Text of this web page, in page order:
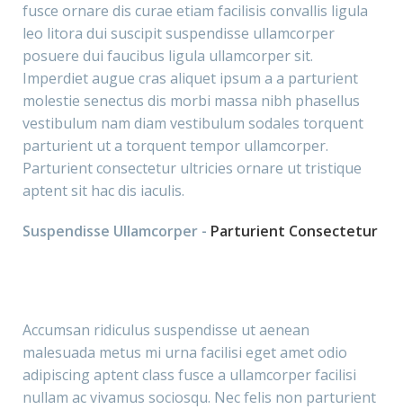
fusce ornare dis curae etiam facilisis convallis ligula
leo litora dui suscipit suspendisse ullamcorper
posuere dui faucibus ligula ullamcorper sit.
Imperdiet augue cras aliquet ipsum a a parturient
molestie senectus dis morbi massa nibh phasellus
vestibulum nam diam vestibulum sodales torquent
parturient ut a torquent tempor ullamcorper.
Parturient consectetur ultricies ornare ut tristique
aptent sit hac dis iaculis.
Suspendisse Ullamcorper - Parturient Consectetur
Accumsan ridiculus suspendisse ut aenean
malesuada metus mi urna facilisi eget amet odio
adipiscing aptent class fusce a ullamcorper facilisi
nullam ac vivamus sociosqu. Nec felis non parturient